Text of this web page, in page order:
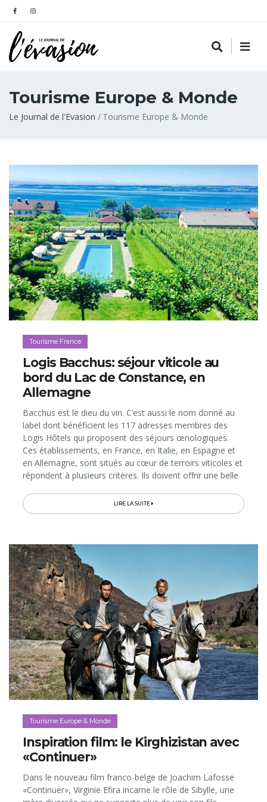
Tourisme Europe & Monde
Fil
Le Journal de l'Evasion Tourisme Europe & Monde
Tourisme France
Logis Bacchus: séjour viticole au
bord du Lac de Constance, en
Allemagne
Bacchus est le dieu du vin. C’est aussi le nom donné au
label dont bénéficient les 117 adresses membres des
Logis Hôtels qui proposent des séjours œnologiques.
Ces établissements, en France, en Italie, en Espagne et
en Allemagne, sont situés au cœur de terroirs viticoles et
répondent à plusieurs critères. Ils doivent offrir une belle
références, dont 25% de vins de la région), de la
documentation sur les vignobles alentours, pouvoir
découvertes viticoles de leurs hôtes (visites de caves,
dégustations, balades dans les vignes…). Parmi ces Logis
Bacchus, nous avons épinglé l’Hôtel&nbsp;Burgunderhof,
qui surplombe le Lac de Constance, en Allemagne...
LIRE LA SUITE
Tourisme Europe & Monde
Inspiration film: le Kirghizistan avec
«Continuer»
Dans le nouveau film franco-belge de Joachim Lafosse
«Continuer», Virginie Efira incarne le rôle de Sibylle, une